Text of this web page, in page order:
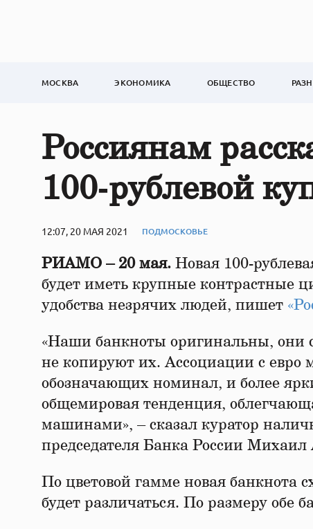
МОСКВА ЭКОНОМИКА ОБЩЕСТВО
Россиянам
100‑рублевой
12:07, 20 МАЯ 2021 ПОДМОСКОВЬЕ
РИАМО – 20 мая. Новая 100-
будет иметь крупные контрастные
удобства незрячих людей, пишет
«Наши банкноты оригинальны, они
не копируют их. Ассоциации с
обозначающих номинал, и более
общемировая тенденция,
машинами», – сказал куратор
председателя Банка России Михаил
По цветовой гамме новая банкнота
будет различаться. По размеру обе